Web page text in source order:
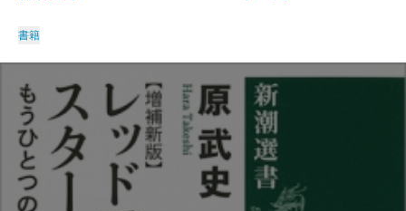
書籍